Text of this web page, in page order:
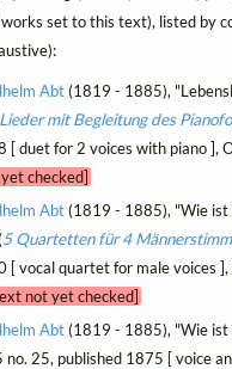
set to this text), listed by
Abt(1819 - 1885),
mit Begleitung des
[ duet for 2 voices with piano ],
checked]
Abt(1819 - 1885), "Wie ist
5 Quartetten für 4
[ vocal quartet for male voices ],
not yet checked]
Abt(1819 - 1885), "Wie ist
no. 25, published 1875 [ voice